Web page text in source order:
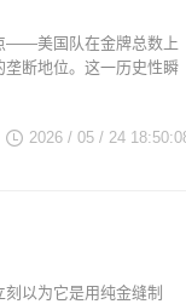
——美国队在金牌总数上
断地位。这一历史性瞬
2026 / 05 / 24
以为它是用纯金缝制